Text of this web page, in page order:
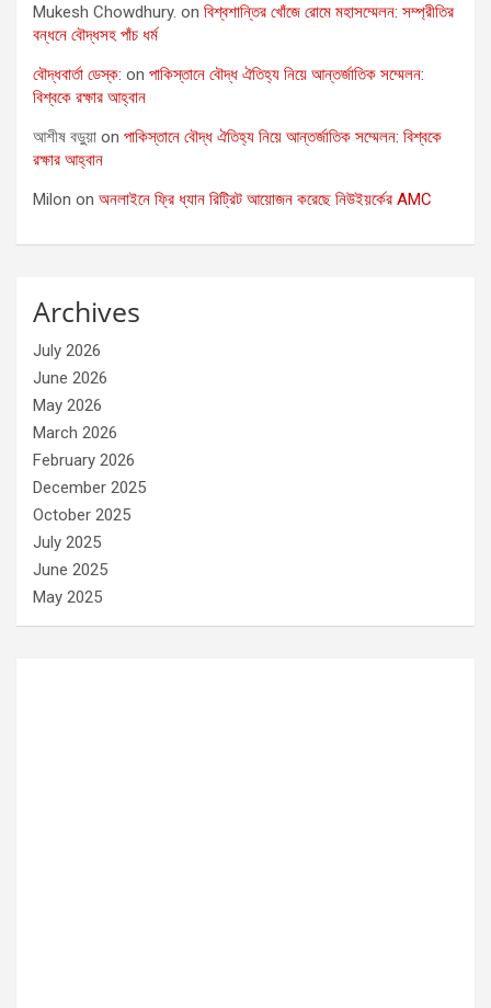
Mukesh Chowdhury. on বিশ্বশান্তির খোঁজে রোমে মহাসম্মেলন: সম্প্রীতির
বন্ধনে বৌদ্ধসহ পাঁচ ধর্ম
বৌদ্ধবার্তা ডেস্ক: on পাকিস্তানে বৌদ্ধ ঐতিহ্য নিয়ে আন্তর্জাতিক সম্মেলন:
বিশ্বকে রক্ষার আহ্বান
আশীষ বড়ুয়া on পাকিস্তানে বৌদ্ধ ঐতিহ্য নিয়ে আন্তর্জাতিক সম্মেলন: বিশ্বকে
রক্ষার আহ্বান
Milon on অনলাইনে ফ্রি ধ্যান রিট্রিট আয়োজন করেছে নিউইয়র্কের AMC
Archives
July 2026
June 2026
May 2026
March 2026
February 2026
December 2025
October 2025
July 2025
June 2025
May 2025